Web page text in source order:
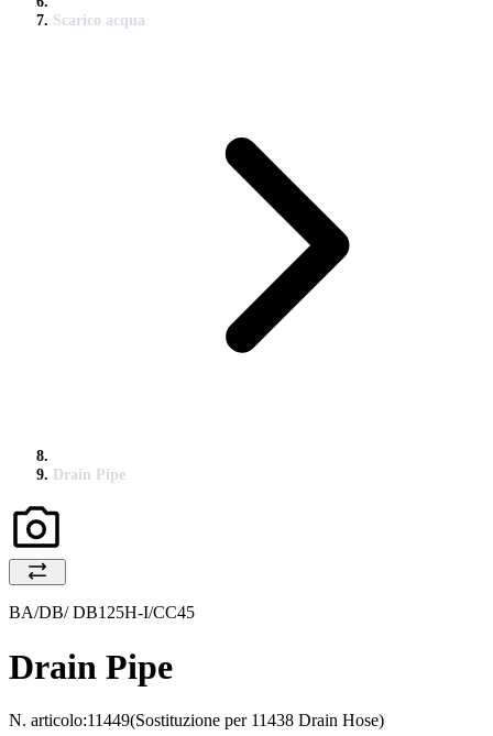
Scarico acqua
Drain Pipe
BA/DB/ DB125H-I/CC45
Drain Pipe
N. articolo:11449(Sostituzione per 11438 Drain Hose)